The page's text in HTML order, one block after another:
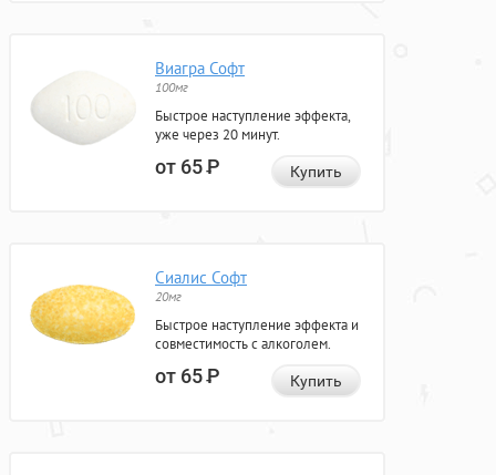
Виагра Софт
100мг
Быстрое наступление эффекта,
уже через 20 минут.
от 65Р Купить
Сиалис Софт
20мг
Быстрое наступление эффекта и
совместимость с алкоголем.
от 65Р Купить